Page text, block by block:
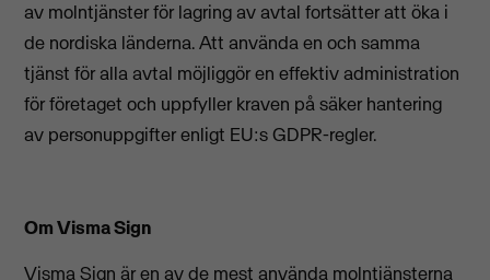
av molntjänster för lagring av avtal fortsätter att öka i
de nordiska länderna. Att använda en och samma
tjänst för alla avtal möjliggör en effektiv administration
för företaget och uppfyller kraven på säker hantering
av personuppgifter enligt EU:s GDPR-regler.
Om Visma Sign
Visma Sign är en av de mest använda molntjänsterna